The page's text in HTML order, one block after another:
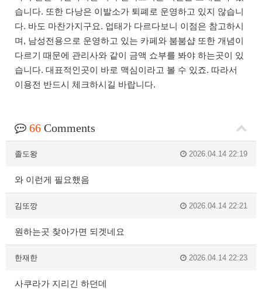
습니다. 또한 다낭은 이발소가 퇴폐로 운영하고 있지 않습니
다. 바도 마찬가지구요. 업태가 다르다보니 이점은 참고하시
며, 남성전용으로 운영하고 있는 카페와 붐붐샵 또한 개념이
다르기 때문에 관리사와 같이 금액 쇼부를 봐야 하는곳이 있
습니다. 대표적인곳이 바로 맥심이라고 볼 수 있죠. 따라서
이용전 반드시 체크하시길 바랍니다.
66 Comments
졸도왕 2026.04.14 22:19
와 이런게 필요했음
김또깡 2026.04.14 22:21
원하는곳 찾아가면 되겟네요
한재한 2026.04.14 22:23
사쿠라가 지리긴 하던데